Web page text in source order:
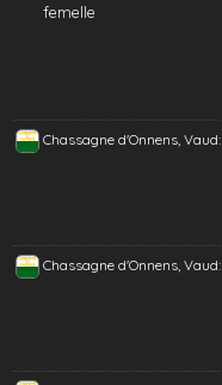
femelle
Chassagne d'Onnens, Vaud:
Chassagne d'Onnens, Vaud: